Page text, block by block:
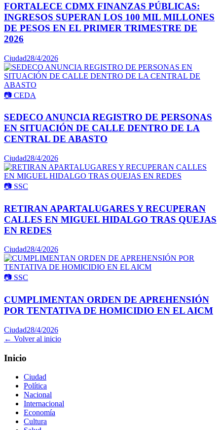
FORTALECE CDMX FINANZAS PÚBLICAS:
INGRESOS SUPERAN LOS 100 MIL MILLONES
DE PESOS EN EL PRIMER TRIMESTRE DE
2026
Ciudad28/4/2026
📷 CEDA
SEDECO ANUNCIA REGISTRO DE PERSONAS
EN SITUACIÓN DE CALLE DENTRO DE LA
CENTRAL DE ABASTO
Ciudad28/4/2026
📷 SSC
RETIRAN APARTALUGARES Y RECUPERAN
CALLES EN MIGUEL HIDALGO TRAS QUEJAS
EN REDES
Ciudad28/4/2026
📷 SSC
CUMPLIMENTAN ORDEN DE APREHENSIÓN
POR TENTATIVA DE HOMICIDIO EN EL AICM
Ciudad28/4/2026
← Volver al inicio
Inicio
Ciudad
Política
Nacional
Internacional
Economía
Cultura